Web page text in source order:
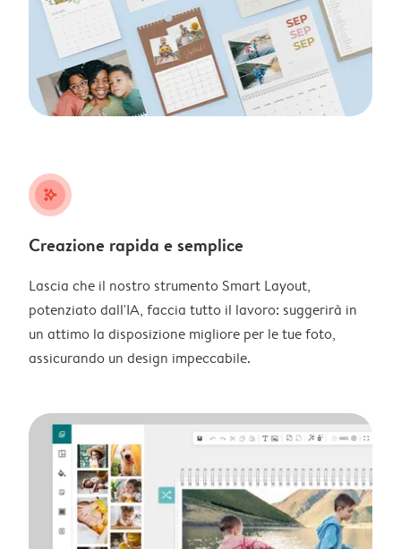
stars_plus
Creazione rapida e semplice
Lascia che il nostro strumento Smart Layout,
potenziato dall'IA, faccia tutto il lavoro: suggerirà in
un attimo la disposizione migliore per le tue foto,
assicurando un design impeccabile.